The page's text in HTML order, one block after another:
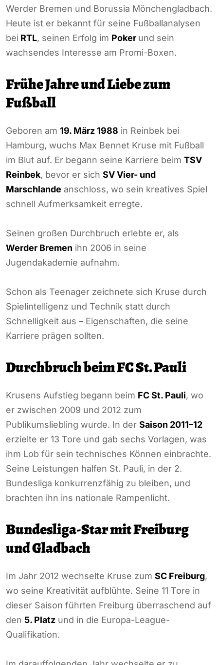
Werder Bremen und Borussia Mönchengladbach.
Heute ist er bekannt für seine Fußballanalysen
bei RTL, seinen Erfolg im Poker und sein
wachsendes Interesse am Promi-Boxen.
Frühe Jahre und Liebe zum
Fußball
Geboren am 19. März 1988 in Reinbek bei
Hamburg, wuchs Max Bennet Kruse mit Fußball
im Blut auf. Er begann seine Karriere beim TSV
Reinbek, bevor er sich SV Vier- und
Marschlande anschloss, wo sein kreatives Spiel
schnell Aufmerksamkeit erregte.
Seinen großen Durchbruch erlebte er, als
Werder Bremen ihn 2006 in seine
Jugendakademie aufnahm.
Schon als Teenager zeichnete sich Kruse durch
Spielintelligenz und Technik statt durch
Schnelligkeit aus – Eigenschaften, die seine
Karriere prägen sollten.
Durchbruch beim FC St. Pauli
Krusens Aufstieg begann beim FC St. Pauli, wo
er zwischen 2009 und 2012 zum
Publikumsliebling wurde. In der Saison 2011–12
erzielte er 13 Tore und gab sechs Vorlagen, was
ihm Lob für sein technisches Können einbrachte.
Seine Leistungen halfen St. Pauli, in der 2.
Bundesliga konkurrenzfähig zu bleiben, und
brachten ihn ins nationale Rampenlicht.
Bundesliga-Star mit Freiburg
und Gladbach
Im Jahr 2012 wechselte Kruse zum SC Freiburg,
wo seine Kreativität aufblühte. Seine 11 Tore in
dieser Saison führten Freiburg überraschend auf
den 5. Platz und in die Europa-League-
Qualifikation.